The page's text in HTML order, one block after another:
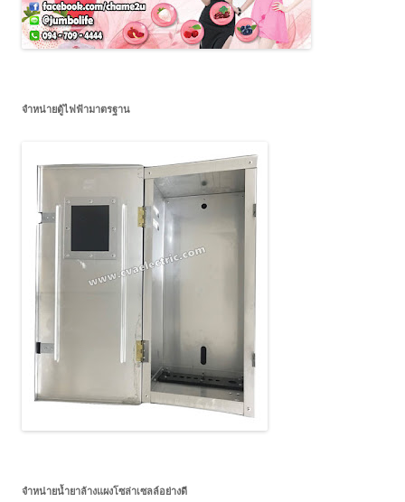
จำหน่ายตู้ไฟฟ้ามาตรฐาน
จำหน่ายน้ำยาล้างแผงโซล่าเซลล์อย่างดี